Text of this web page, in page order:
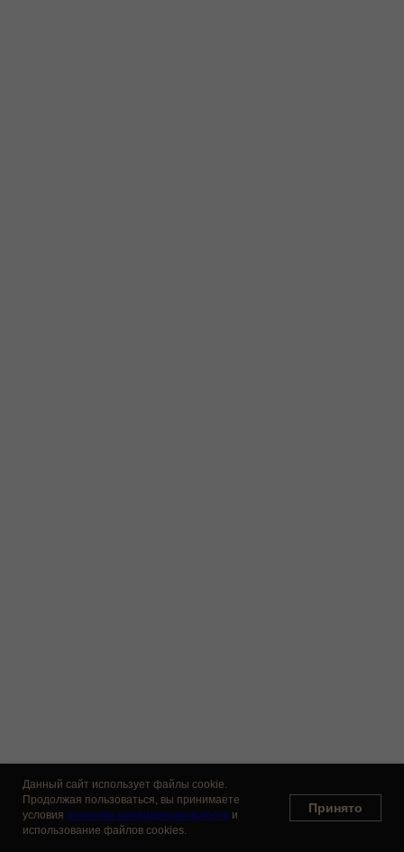
Данный сайт использует файлы cookie.
Продолжая пользоваться, вы принимаете
условия политики конфиденциальности и
использование файлов cookies.
Принято